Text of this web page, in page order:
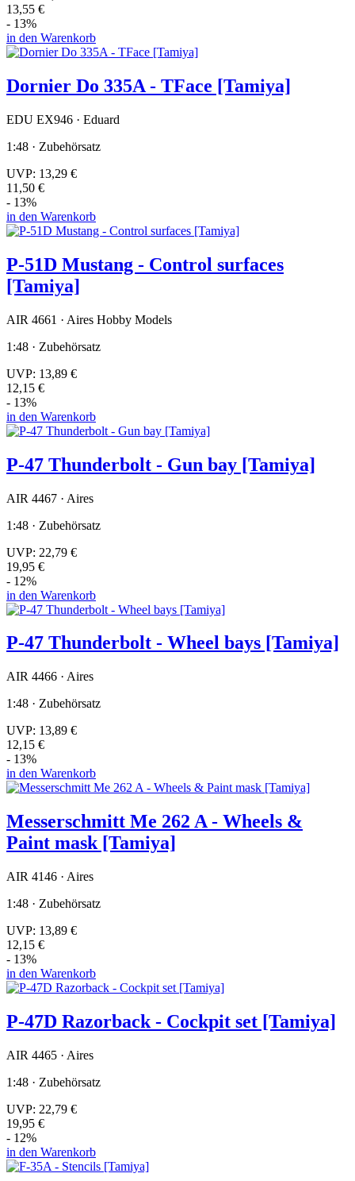
13,55 €
- 13%
in den Warenkorb
Dornier Do 335A - TFace [Tamiya]
EDU EX946 · Eduard
1:48 · Zubehörsatz
UVP: 13,29 €
11,50 €
- 13%
in den Warenkorb
P-51D Mustang - Control surfaces
[Tamiya]
AIR 4661 · Aires Hobby Models
1:48 · Zubehörsatz
UVP: 13,89 €
12,15 €
- 13%
in den Warenkorb
P-47 Thunderbolt - Gun bay [Tamiya]
AIR 4467 · Aires
1:48 · Zubehörsatz
UVP: 22,79 €
19,95 €
- 12%
in den Warenkorb
P-47 Thunderbolt - Wheel bays [Tamiya]
AIR 4466 · Aires
1:48 · Zubehörsatz
UVP: 13,89 €
12,15 €
- 13%
in den Warenkorb
Messerschmitt Me 262 A - Wheels &
Paint mask [Tamiya]
AIR 4146 · Aires
1:48 · Zubehörsatz
UVP: 13,89 €
12,15 €
- 13%
in den Warenkorb
P-47D Razorback - Cockpit set [Tamiya]
AIR 4465 · Aires
1:48 · Zubehörsatz
UVP: 22,79 €
19,95 €
- 12%
in den Warenkorb